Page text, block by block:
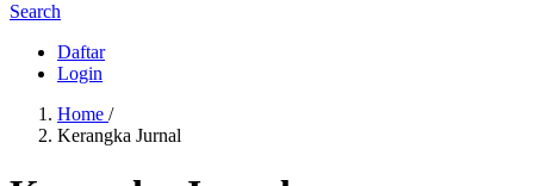
Search
Daftar
Login
Home /
Kerangka Jurnal